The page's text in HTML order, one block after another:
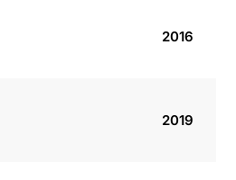
2016
2019